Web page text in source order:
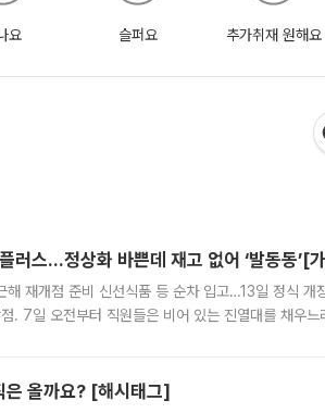
요 슬퍼요 추가취재 원해요
러스…정상화 바쁜데 재고 없어 ‘발동동’[
해 재개점 준비 신선식품 등 순차 입고…13일 정식 개
. 7일 오전부터 직원들은 비어 있는 진열대를 채우
은 올까요? [해시태그]